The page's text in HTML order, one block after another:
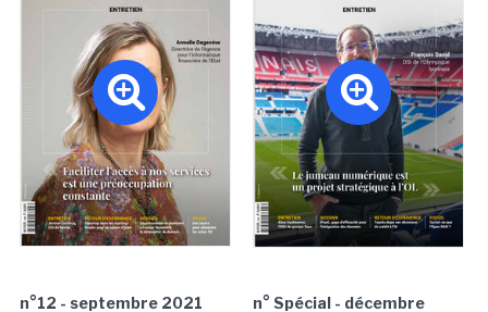
n°12 - septembre 2021 n° Spécial - décembre